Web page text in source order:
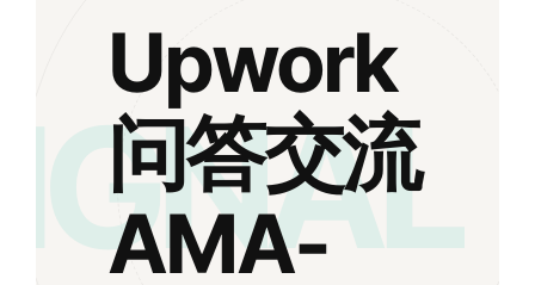
Upwork
问答交流
AMA-